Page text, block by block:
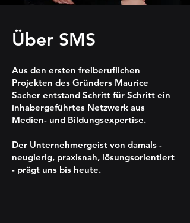
Über SMS
Aus den ersten freiberuflichen
Projekten des Gründers Maurice
Sacher entstand Schritt für Schritt ein
inhabergeführtes Netzwerk aus
Medien- und Bildungsexpertise.
Der Unternehmergeist von damals -
neugierig, praxisnah, lösungsorientiert
- prägt uns bis heute.